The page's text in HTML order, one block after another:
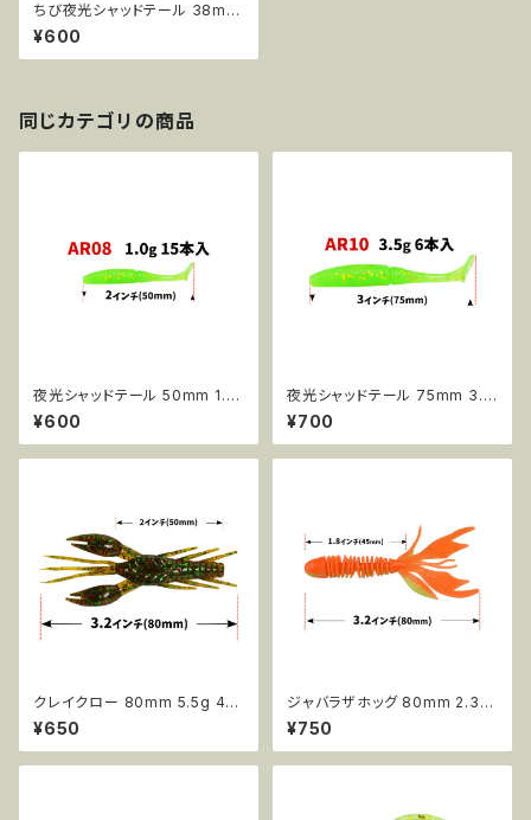
ちび夜光シャッドテール 38mm
0385g 15pcs AR72
¥600
同じカテゴリの商品
夜光シャッドテール 50mm 1.0
g 15pcs AR08
¥600
夜光シャッドテール 75mm 3.5
g 6pcs AR10
¥700
クレイクロー 80mm 5.5g 4p
cs AR14
¥650
ジャバラザホッグ 80mm 2.3g
10pcs AR37
¥750